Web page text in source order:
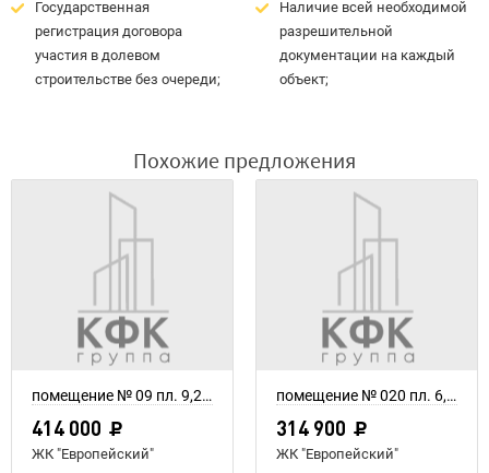
Государственная
регистрация договора
участия в долевом
строительстве без очереди;
Наличие всей необходимой
разрешительной
документации на каждый
объект;
Похожие предложения
помещение № 09 пл. 9,2 м²
414 000
ЖК "Европейский"
помещение № 020 пл. 6,7 м²
314 900
ЖК "Европейский"